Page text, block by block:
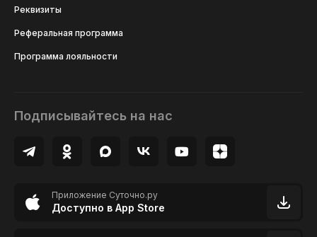
Реквизиты
Реферальная программа
Программа лояльности
Подписывайтесь на нас
Приложение Суточно.ру
Доступно в App Store